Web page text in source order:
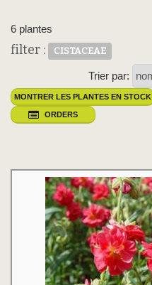
6 plantes
filter : CISTACEAE
Trier par:
MONTRER LES PLANTES EN STOCK
ORDERS